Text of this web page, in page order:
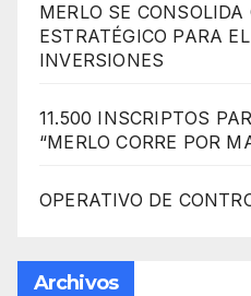
MERLO SE
ESTRATÉGICO PARA
INVERSIONES
11.500 INSCRIPTOS
“MERLO CORRE POR
OPERATIVO DE
Archivos